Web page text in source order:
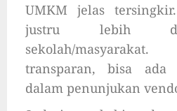
UMKM jelas
justru lebih
sekolah/
transparan, bisa ada
dalam penunjukan